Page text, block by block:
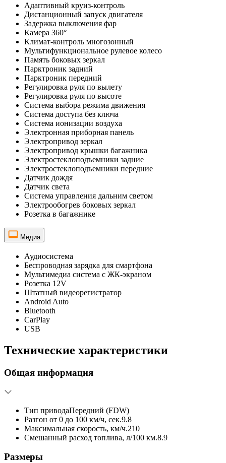
Адаптивный круиз-контроль
Дистанционный запуск двигателя
Задержка выключения фар
Камера 360°
Климат-контроль многозонный
Мультифункциональное рулевое колесо
Память боковых зеркал
Парктроник задний
Парктроник передний
Регулировка руля по вылету
Регулировка руля по высоте
Система выбора режима движения
Система доступа без ключа
Система ионизации воздуха
Электронная приборная панель
Электропривод зеркал
Электропривод крышки багажника
Электростеклоподъемники задние
Электростеклоподъемники передние
Датчик дождя
Датчик света
Система управления дальним светом
Электрообогрев боковых зеркал
Розетка в багажнике
Медиа
Аудиосистема
Беспроводная зарядка для смартфона
Мультимедиа система с ЖК-экраном
Розетка 12V
Штатный видеорегистратор
Android Auto
Bluetooth
CarPlay
USB
Технические характеристики
Общая информация
Тип приводаПередний (FDW)
Разгон от 0 до 100 км/ч, сек.9.8
Максимальная скорость, км/ч.210
Смешанный расход топлива, л/100 км.8.9
Размеры